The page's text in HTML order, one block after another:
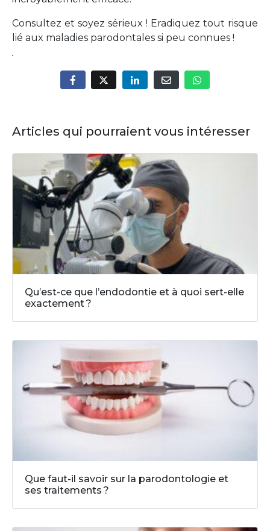
Consultez et soyez sérieux ! Eradiquez tout risque
lié aux maladies parodontales si peu connues !
Articles qui pourraient vous intéresser
Qu’est-ce que l’endodontie et à quoi sert-elle
exactement ?
Que faut-il savoir sur la parodontologie et
ses traitements ?